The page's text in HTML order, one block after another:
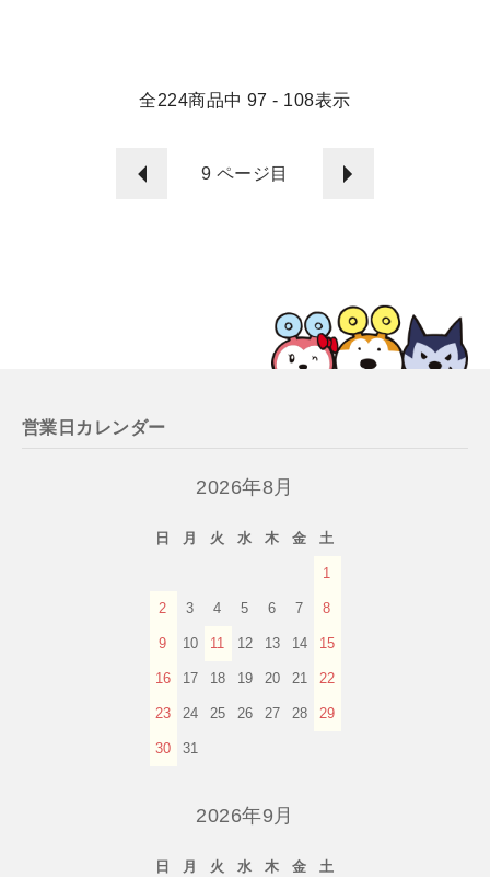
全224商品中97 - 108表示
9ページ目
営業日カレンダー
2026年8月
日 月 火 水 木 金 土
1
2 3 4 5 6 7 8
9 10 11 12 13 14 15
16 17 18 19 20 21 22
23 24 25 26 27 28 29
30 31
2026年9月
日 月 火 水 木 金 土